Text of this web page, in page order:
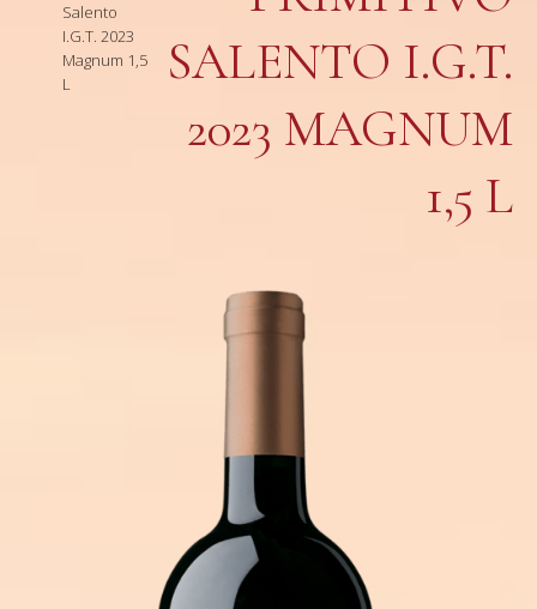
Salento
I.G.T. 2023
Magnum 1,5
L
SALENTO I.G.T.
2023 MAGNUM
1,5 L